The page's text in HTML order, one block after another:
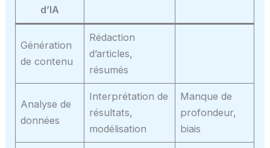
d’IA
Génération
de contenu
Rédaction
d’articles,
résumés
Analyse de
données
Interprétation de
résultats,
modélisation
Manque de
profondeur,
biais